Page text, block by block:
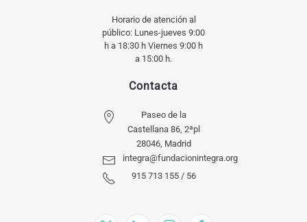
Horario de atención al
público: Lunes-jueves 9:00
h a 18:30 h Viernes 9:00 h
a 15:00 h.
Contacta
Paseo de la
Castellana 86, 2ªpl
28046, Madrid
integra@fundacionintegra.org
915 713 155 / 56